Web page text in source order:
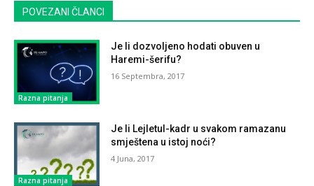
POVEZANI ČLANCI
Razna pitanja
Je li dozvoljeno hodati obuven u
Haremi-šerifu?
16 Septembra, 2017
Razna pitanja
Je li Lejletul-kadr u svakom ramazanu
smještena u istoj noći?
4 Juna, 2017